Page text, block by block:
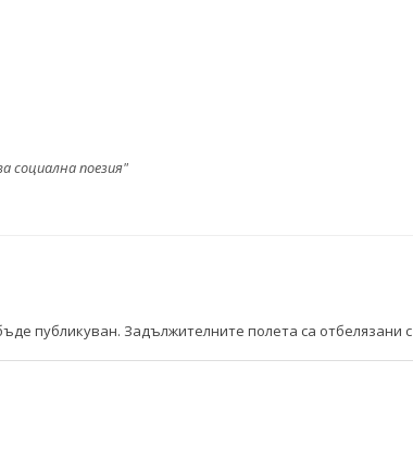
социална поезия"
публикуван. Задължителните полета са отбелязани с